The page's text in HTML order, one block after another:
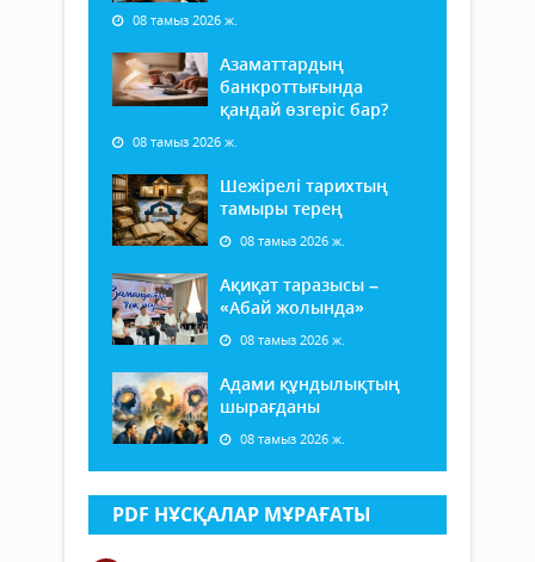
08 тамыз 2026 ж.
Азаматтардың
банкроттығында
қандай өзгеріс бар?
08 тамыз 2026 ж.
Шежірелі тарихтың
тамыры терең
08 тамыз 2026 ж.
Ақиқат таразысы –
«Абай жолында»
08 тамыз 2026 ж.
Адами құндылықтың
шырағданы
08 тамыз 2026 ж.
PDF НҰСҚАЛАР МҰРАҒАТЫ